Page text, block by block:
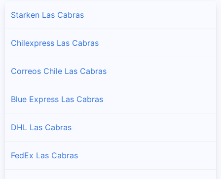
Starken Las Cabras
Chilexpress Las Cabras
Correos Chile Las Cabras
Blue Express Las Cabras
DHL Las Cabras
FedEx Las Cabras